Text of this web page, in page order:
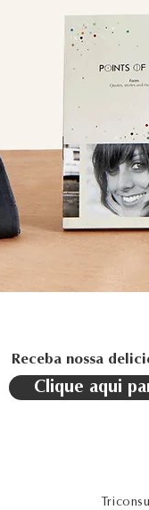
Receba nossa
Clique aqui